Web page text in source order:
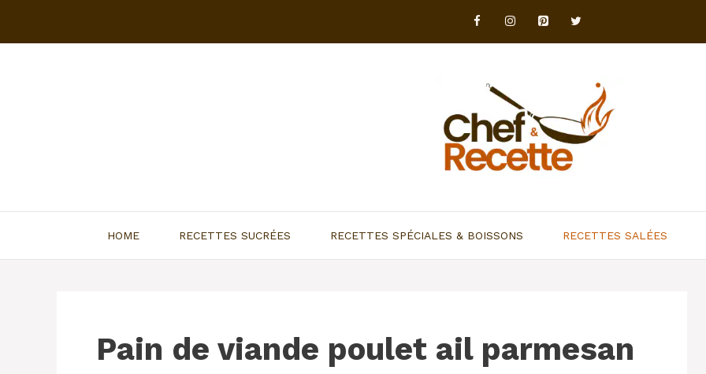
contenu
HOME RECETTES SUCRÉES RECETTES SPÉCIALES & BOISSONS RECETTES SALÉES
Pain de viande poulet ail parmesan